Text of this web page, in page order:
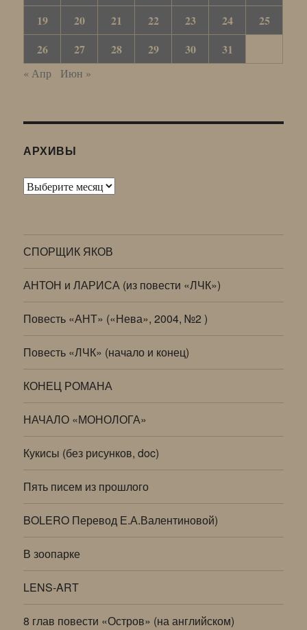
19
20 21 22 23 24
25
26
27 28 29 30 31
« Апр Июн »
АРХИВЫ
Архивы
СПОРЩИК ЯКОВ
АНТОН и ЛАРИСА (из повести «ЛЧК»)
Повесть «АНТ» («Нева», 2004, №2 )
Повесть «ЛЧК» (начало и конец)
КОНЕЦ РОМАНА
НАЧАЛО «МОНОЛОГА»
Кукисы (без рисунков, doc)
Пять писем из прошлого
BOLERO Перевод Е.А.Валентиновой)
В зоопарке
LENS-ART
8 глав повести «Остров» (на английском)